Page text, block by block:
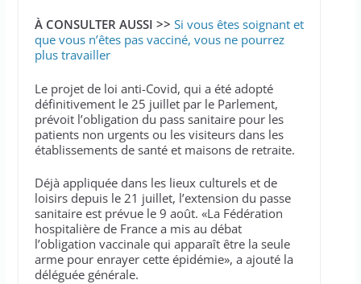
À CONSULTER AUSSI >> Si vous êtes soignant et
que vous n’êtes pas vacciné, vous ne pourrez
plus travailler
Le projet de loi anti-Covid, qui a été adopté
définitivement le 25 juillet par le Parlement,
prévoit l’obligation du pass sanitaire pour les
patients non urgents ou les visiteurs dans les
établissements de santé et maisons de retraite.
Déjà appliquée dans les lieux culturels et de
loisirs depuis le 21 juillet, l’extension du passe
sanitaire est prévue le 9 août. «La Fédération
hospitalière de France a mis au débat
l’obligation vaccinale qui apparaît être la seule
arme pour enrayer cette épidémie», a ajouté la
déléguée générale.